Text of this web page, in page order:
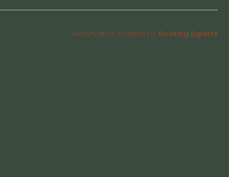
Reservation system by Booking Experts